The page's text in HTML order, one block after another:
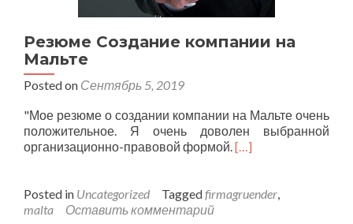
Резюме Создание компании на
Мальте
Posted on Сентябрь 5, 2019
"Мое резюме о создании компании на Мальте очень
положительное. Я очень доволен выбранной
организационно-правовой формой.[…]
Posted in Uncategorized Taggedfirmagruender,
malta
Оставить комментарий